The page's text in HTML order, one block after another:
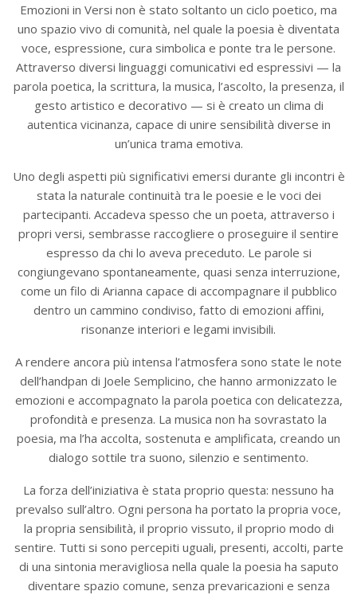
Emozioni in Versi non è stato soltanto un ciclo poetico, ma
uno spazio vivo di comunità, nel quale la poesia è diventata
voce, espressione, cura simbolica e ponte tra le persone.
Attraverso diversi linguaggi comunicativi ed espressivi — la
parola poetica, la scrittura, la musica, l’ascolto, la presenza, il
gesto artistico e decorativo — si è creato un clima di
autentica vicinanza, capace di unire sensibilità diverse in
un’unica trama emotiva.
Uno degli aspetti più significativi emersi durante gli incontri è
stata la naturale continuità tra le poesie e le voci dei
partecipanti. Accadeva spesso che un poeta, attraverso i
propri versi, sembrasse raccogliere o proseguire il sentire
espresso da chi lo aveva preceduto. Le parole si
congiungevano spontaneamente, quasi senza interruzione,
come un filo di Arianna capace di accompagnare il pubblico
dentro un cammino condiviso, fatto di emozioni affini,
risonanze interiori e legami invisibili.
A rendere ancora più intensa l’atmosfera sono state le note
dell’handpan di Joele Semplicino, che hanno armonizzato le
emozioni e accompagnato la parola poetica con delicatezza,
profondità e presenza. La musica non ha sovrastato la
poesia, ma l’ha accolta, sostenuta e amplificata, creando un
dialogo sottile tra suono, silenzio e sentimento.
La forza dell’iniziativa è stata proprio questa: nessuno ha
prevalso sull’altro. Ogni persona ha portato la propria voce,
la propria sensibilità, il proprio vissuto, il proprio modo di
sentire. Tutti si sono percepiti uguali, presenti, accolti, parte
di una sintonia meravigliosa nella quale la poesia ha saputo
diventare spazio comune, senza prevaricazioni e senza